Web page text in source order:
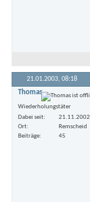
21.01.2003, 08:18
Thomas
Wiederholungstäter
Dabei seit
21.11.2002
Ort
Remscheid
Beiträge
45